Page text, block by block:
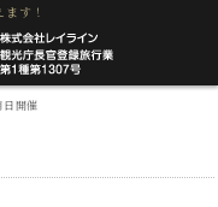
す！
開催